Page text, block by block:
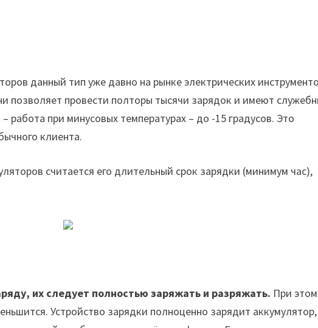
данный тип уже давно на рынке электрических
позволяет провести полторы тысячи зарядок и имеют
работа при минусовых температурах – до -15 градусов. Это
клиента.
считается его длительный срок зарядки (минимум час),
их следует полностью заряжать и разряжать. При этом
Устройство зарядки полноценно зарядит